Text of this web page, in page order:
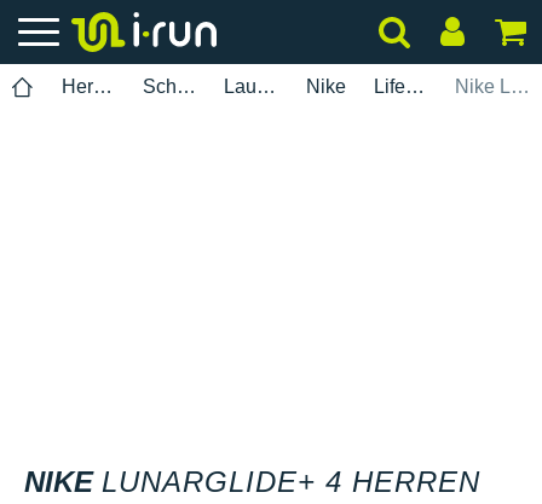
Herren Schuhe Laufen Nike Lifestyle Nike Lunarglide+ 4 Herren
NIKE LUNARGLIDE+ 4 HERREN